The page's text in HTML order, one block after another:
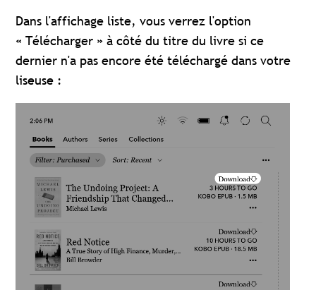
Dans l'affichage liste, vous verrez l'option
« Télécharger » à côté du titre du livre si ce
dernier n'a pas encore été téléchargé dans votre
liseuse :